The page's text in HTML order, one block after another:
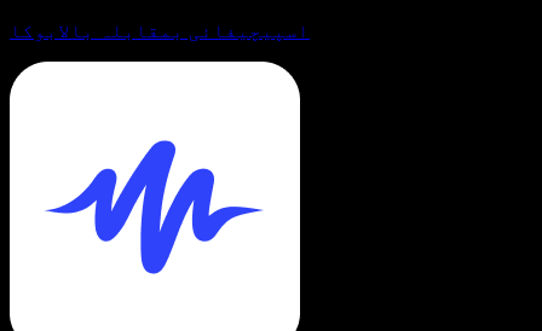
اسپیچیفائی بمقابلہ بالابوکا